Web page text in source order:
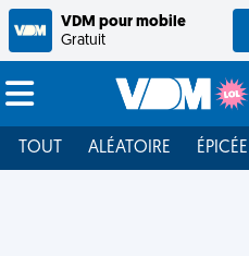
VDM pour mobile
Gratuit
TOUT ALÉATOIRE ÉPICÉE